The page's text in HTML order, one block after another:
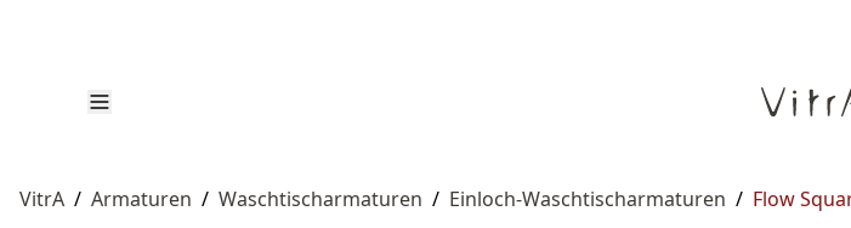
VitrA / Armaturen / Waschtischarmaturen / Einloch-Waschtischarmaturen / Flow